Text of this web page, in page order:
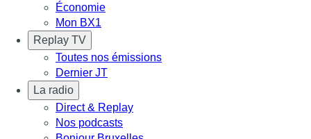
Économie
Mon BX1
Replay TV
Toutes nos émissions
Dernier JT
La radio
Direct & Replay
Nos podcasts